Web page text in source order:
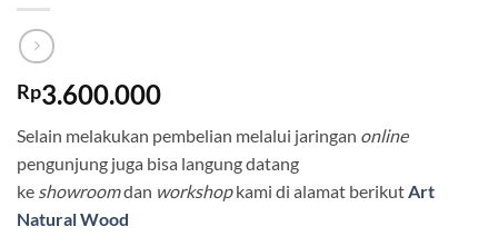
Rp3.600.000
Selain melakukan pembelian melalui jaringan online
pengunjung juga bisa langung datang
ke showroomdan workshopkami di alamat berikutArt
Natural Wood